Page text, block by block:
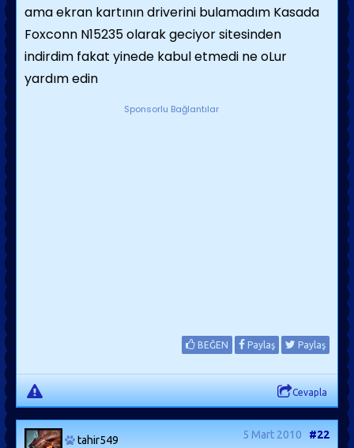
ama ekran kartının driverini bulamadım Kasada
Foxconn N15235 olarak geciyor sitesinden
indirdim fakat yinede kabul etmedi ne oLur
yardım edin
Sponsorlu Bağlantılar
BEĞEN Paylaş Paylaş
Cevapla
tahir549 5 Mart 2010 #22